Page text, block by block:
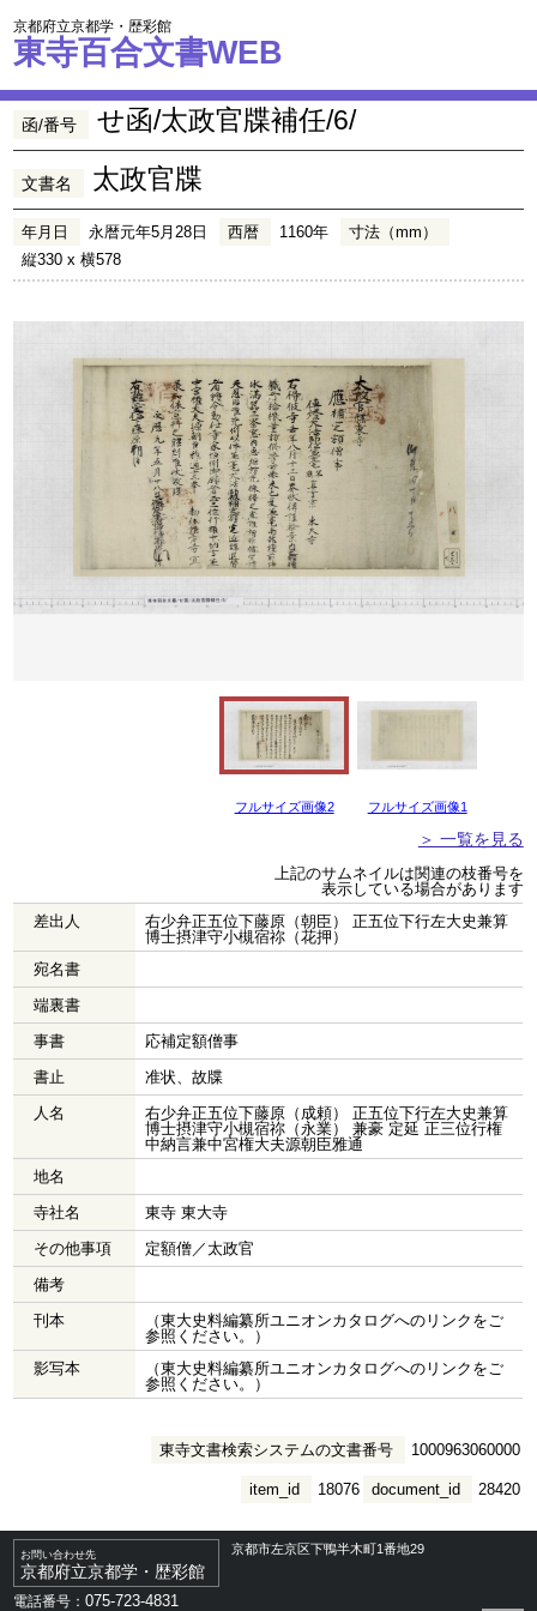
京都府立京都学・歴彩館
東寺百合文書WEB
函/番号 せ函/太政官牒補任/6/
文書名 太政官牒
年月日 永暦元年5月28日 西暦 1160年
寸法（mm）
縦330 x 横578
フルサイズ画像2 フルサイズ画像1
＞ 一覧を見る
上記のサムネイルは関連の枝番号を
表示している場合があります
差出人
右少弁正五位下藤原（朝臣） 正五位下行左大史兼算
博士摂津守小槻宿祢（花押）
宛名書
端裏書
事書
応補定額僧事
書止
准状、故牒
人名
右少弁正五位下藤原（成頼） 正五位下行左大史兼算
博士摂津守小槻宿祢（永業） 兼豪 定延 正三位行権
中納言兼中宮権大夫源朝臣雅通
地名
寺社名
東寺 東大寺
その他事項
定額僧／太政官
備考
刊本
（東大史料編纂所ユニオンカタログへのリンクをご
参照ください。）
影写本
（東大史料編纂所ユニオンカタログへのリンクをご
参照ください。）
東寺文書検索システムの文書番号 1000963060000
document_id 28420
item_id 18076
お問い合わせ先
京都府立京都学・歴彩館
京都市左京区下鴨半木町1番地29
電話番号：075-723-4831